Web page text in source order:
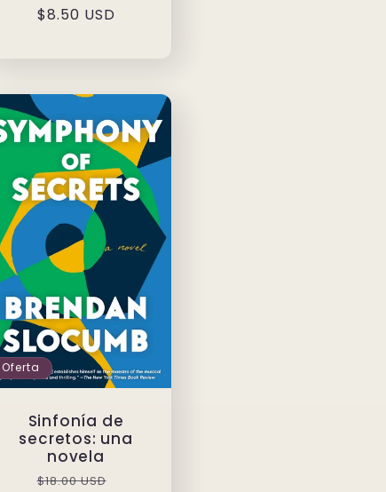
habitual
$8.50 USD
Oferta
Sinfonía de
secretos: una
novela
Precio
$18.00 USD